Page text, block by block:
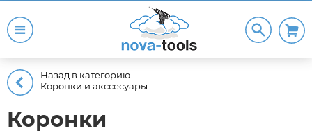
Назад в категорию
Коронки и акссесуары
Коронки